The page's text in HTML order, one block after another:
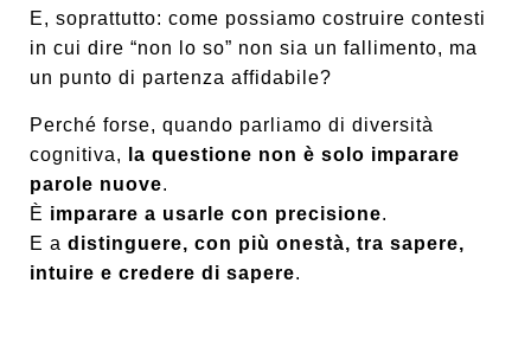
E, soprattutto: come possiamo costruire contesti
in cui dire “non lo so” non sia un fallimento, ma
un punto di partenza affidabile?
Perché forse, quando parliamo di diversità
cognitiva,
la questione non è solo imparare
parole nuove.
È imparare a usarle con precisione.
E a distinguere, con più onestà, tra sapere,
intuire e credere di sapere.